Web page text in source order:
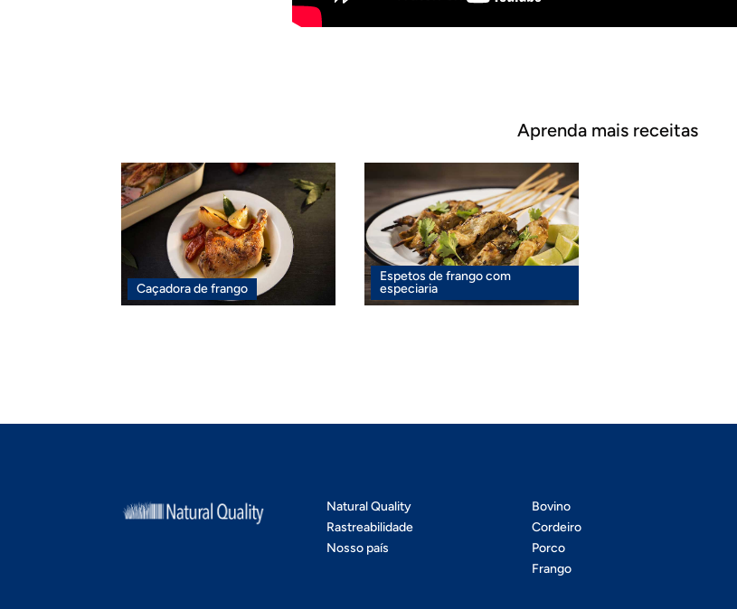
Aprenda mais receitas
Caçadora de frango
Espetos de frango com
especiaria
Natural Quality
Rastreabilidade
Nosso país
Bovino
Cordeiro
Porco
Frango